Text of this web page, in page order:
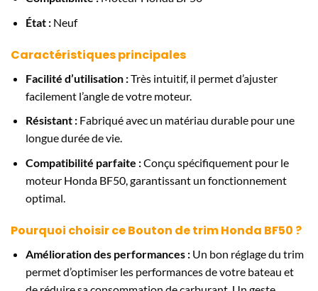
État :Neuf
Caractéristiques principales
Facilité d’utilisation :Très intuitif, il permet d’ajuster
facilement l’angle de votre moteur.
Résistant :Fabriqué avec un matériau durable pour une
longue durée de vie.
Compatibilité parfaite :Conçu spécifiquement pour le
moteur Honda BF50, garantissant un fonctionnement
optimal.
Pourquoi choisir ce Bouton de trim Honda BF50 ?
Amélioration des performances :Un bon réglage du trim
permet d’optimiser les performances de votre bateau et